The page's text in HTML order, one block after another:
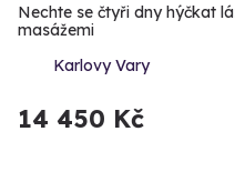
Nechte se čtyři dny hýčkat
masážemi
Karlovy Vary
14 450 Kč